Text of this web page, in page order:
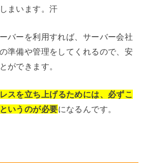
まいます。汗
バーを利用すれば、サーバー会社
準備や管理をしてくれるので、安
ができます。
スを立ち上げるためには、必ずこ
いうのが必要になるんです。